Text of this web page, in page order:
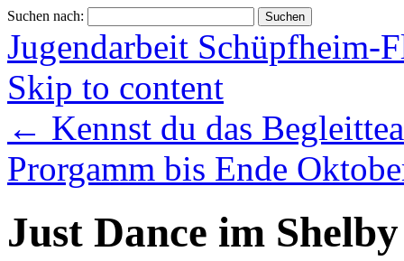
Suchen nach:
Jugendarbeit Schüpfheim-
Skip to content
← Kennst du das
Prorgamm bis Ende
Just Dance im Shelby